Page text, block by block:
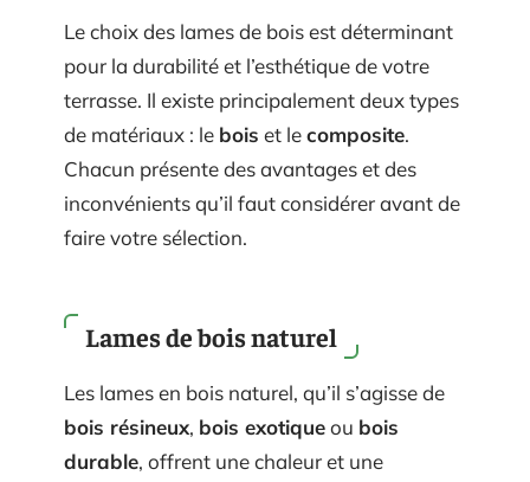
Le choix des lames de bois est déterminant
pour la durabilité et l’esthétique de votre
terrasse. Il existe principalement deux types
de matériaux : le bois et lecomposite.
Chacun présente des avantages et des
inconvénients qu’il faut considérer avant de
faire votre sélection.
Lames de bois naturel
Les lames en bois naturel, qu’il s’agisse de
bois résineux, bois exotiqueou bois
durable, offrent une chaleur et une